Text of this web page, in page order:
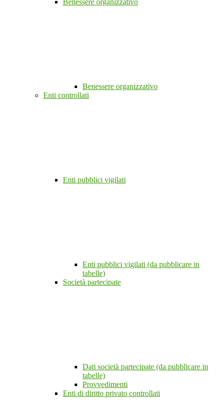
Benessere organizzativo
Benessere organizzativo
Enti controllati
Enti pubblici vigilati
Enti pubblici vigilati (da pubblicare in
tabelle)
Società partecipate
Dati società partecipate (da pubblicare in
tabelle)
Provvedimenti
Enti di diritto privato controllati